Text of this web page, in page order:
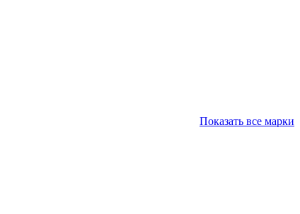
Показать все марки